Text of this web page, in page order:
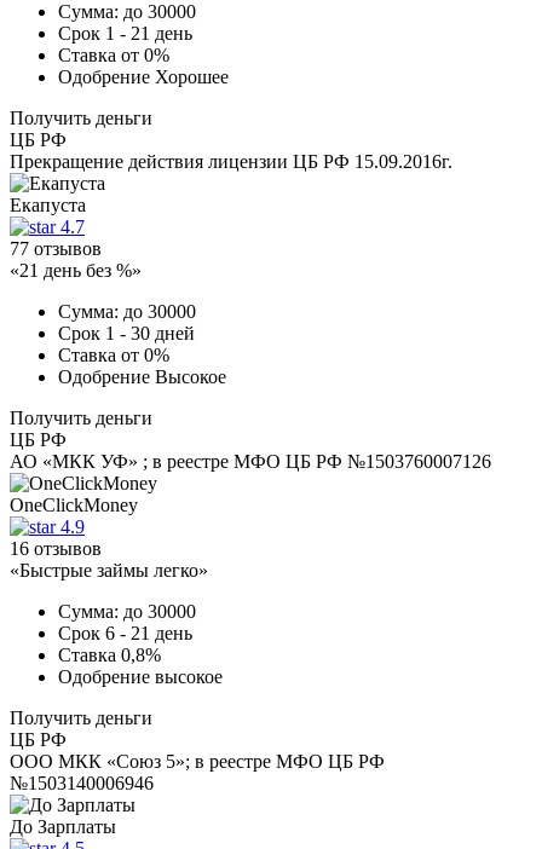
Сумма: до 30000
Срок 1 - 21 день
Ставка от 0%
Одобрение Хорошее
Получить деньги
ЦБ РФ
Прекращение действия лицензии ЦБ РФ 15.09.2016г.
Екапуста
4.7
77 отзывов
«21 день без %»
Сумма: до 30000
Срок 1 - 30 дней
Ставка от 0%
Одобрение Высокое
Получить деньги
ЦБ РФ
АО «МКК УФ» ; в реестре МФО ЦБ РФ №1503760007126
OneClickMoney
4.9
16 отзывов
«Быстрые займы легко»
Сумма: до 30000
Срок 6 - 21 день
Ставка 0,8%
Одобрение высокое
Получить деньги
ЦБ РФ
ООО МКК «Союз 5»; в реестре МФО ЦБ РФ
№1503140006946
До Зарплаты